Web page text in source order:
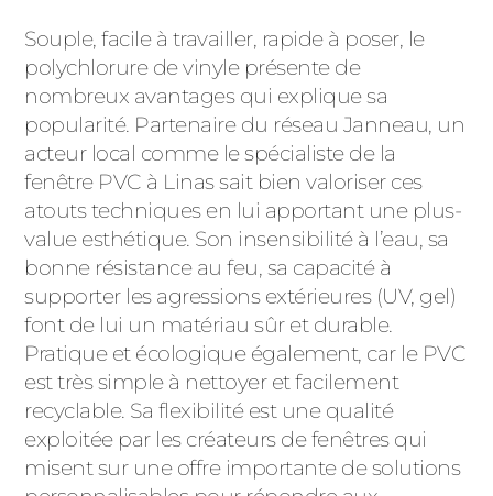
Souple, facile à travailler, rapide à poser, le
polychlorure de vinyle présente de
nombreux avantages qui explique sa
popularité. Partenaire du réseau Janneau, un
acteur local comme le spécialiste de la
fenêtre PVC à Linas sait bien valoriser ces
atouts techniques en lui apportant une plus-
value esthétique. Son insensibilité à l’eau, sa
bonne résistance au feu, sa capacité à
supporter les agressions extérieures (UV, gel)
font de lui un matériau sûr et durable.
Pratique et écologique également, car le PVC
est très simple à nettoyer et facilement
recyclable. Sa flexibilité est une qualité
exploitée par les créateurs de fenêtres qui
misent sur une offre importante de solutions